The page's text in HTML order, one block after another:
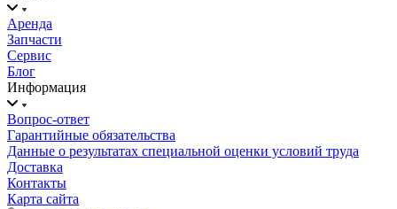
Аренда
Запчасти
Сервис
Блог
Информация
Вопрос-ответ
Гарантийные обязательства
Данные о результатах специальной оценки условий труда
Доставка
Контакты
Карта сайта